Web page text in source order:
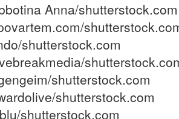
Anna/shutterstock.com
shutterstock.com
shutterstock.com
shutterstock.com
shutterstock.com